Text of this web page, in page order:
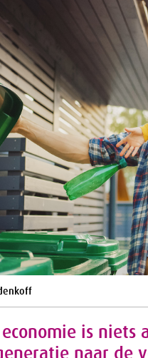
economie is
naar de